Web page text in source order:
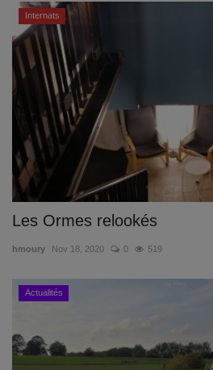
Internats
Les Ormes relookés
hmoury Nov 18, 2020 0 519
Actualités